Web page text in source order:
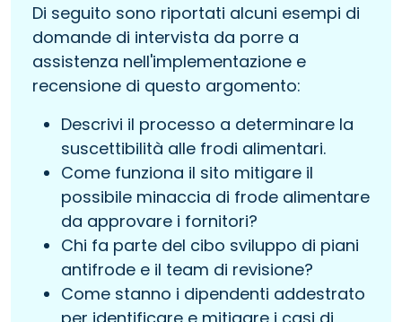
Di seguito sono riportati alcuni esempi di
domande di intervista da porre a
assistenza nell'implementazione e
recensione di questo argomento:
Descrivi il processo a determinare la
suscettibilità alle frodi alimentari.
Come funziona il sito mitigare il
possibile minaccia di frode alimentare
da approvare i fornitori?
Chi fa parte del cibo sviluppo di piani
antifrode e il team di revisione?
Come stanno i dipendenti addestrato